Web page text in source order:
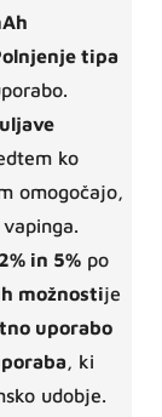
tipa
ko
omogočajo,
in 5% po
možnostije
uporabo
, ki
udobje.